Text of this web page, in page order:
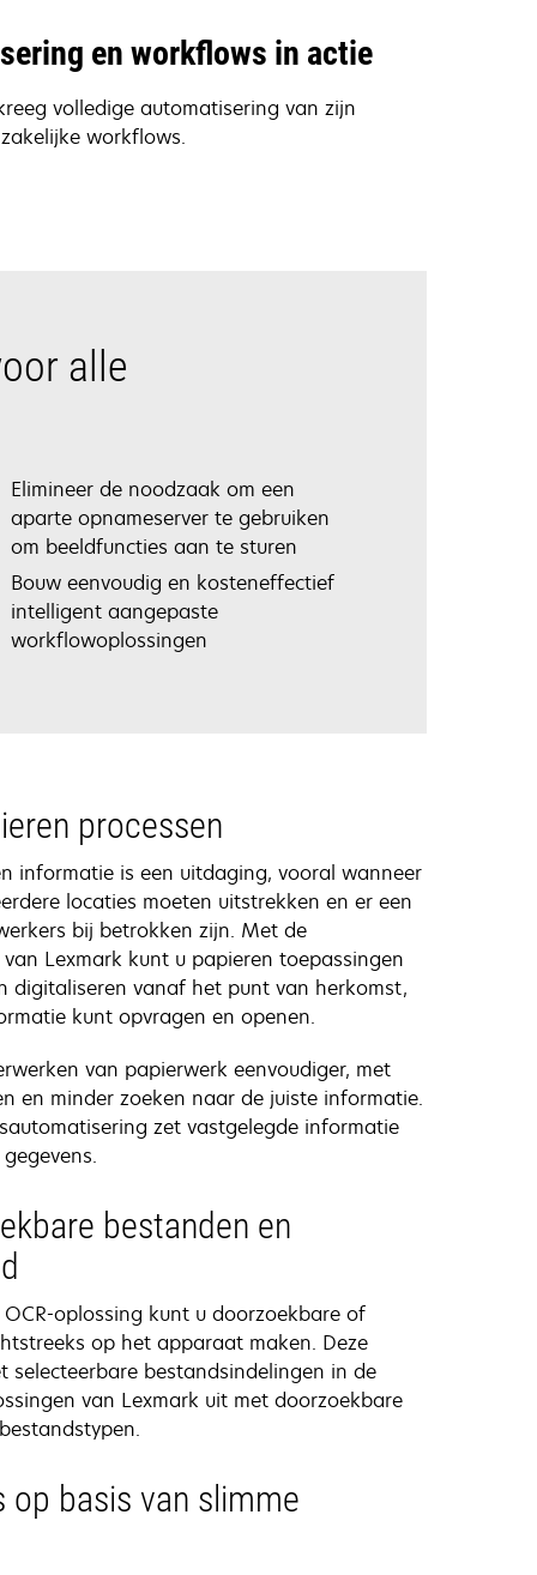
en workflows in actie
volledige automatisering van zijn
workflows.
alle
Elimineer de noodzaak om een
aparte opnameserver te gebruiken
om beeldfuncties aan te sturen
Bouw eenvoudig en kosteneffectief
intelligent aangepaste
workflowoplossingen
processen
informatie is een uitdaging, vooral wanneer
locaties moeten uitstrekken en er een
bij betrokken zijn. Met de
Lexmark kunt u papieren toepassingen
digitaliseren vanaf het punt van herkomst,
kunt opvragen en openen.
van papierwerk eenvoudiger, met
en minder zoeken naar de juiste informatie.
zet vastgelegde informatie
bestanden en
oplossing kunt u doorzoekbare of
op het apparaat maken. Deze
selecteerbare bestandsindelingen in de
van Lexmark uit met doorzoekbare
op basis van slimme